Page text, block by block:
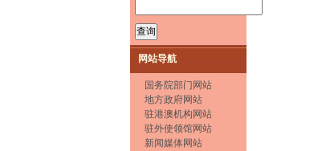
网站导航
国务院部门网站
地方政府网站
驻港澳机构网站
驻外使领馆网站
新闻媒体网站